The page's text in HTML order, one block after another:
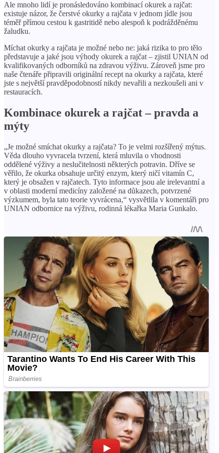
Ale mnoho lidí je pronásledováno kombinací okurek a rajčat:
existuje názor, že čerstvé okurky a rajčata v jednom jídle jsou
téměř přímou cestou k gastritidě nebo alespoň k podrážděnému
žaludku.
Míchat okurky a rajčata je možné nebo ne: jaká rizika to pro tělo
představuje a jaké jsou výhody okurek a rajčat – zjistil UNIAN od
kvalifikovaných odborníků na zdravou výživu. Zároveň jsme pro
naše čtenáře připravili originální recept na okurky a rajčata, které
jste s největší pravděpodobností nikdy nevařili a nezkoušeli ani v
restauracích.
Kombinace okurek a rajčat – pravda a
mýty
„Je možné smíchat okurky a rajčata? To je velmi rozšířený mýtus.
Věda dlouho vyvracela tvrzení, která mluvila o vhodnosti
oddělené výživy a neslučitelnosti některých potravin. Dříve se
věřilo, že okurka obsahuje určitý enzym, který ničí vitamín C,
který je obsažen v rajčatech. Tyto informace jsou ale irelevantní a
v oblasti moderní medicíny založené na důkazech, potvrzené
výzkumem, byla tato teorie vyvrácena,“ vysvětlila v komentáři pro
UNIAN odbornice na výživu, rodinná lékařka Maria Gunkalo.